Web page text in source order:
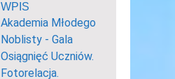
WPIS
Akademia Młodego
Noblisty - Gala
Osiągnięć Uczniów.
Fotorelacja.